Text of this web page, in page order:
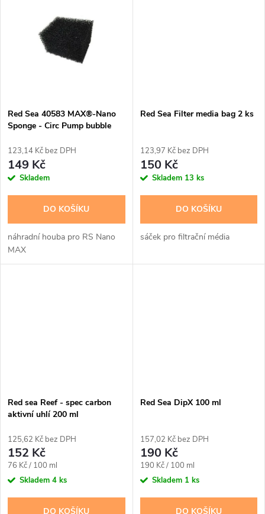
Red Sea 40583 MAX®-Nano
Sponge - Circ Pump bubble
123,14 Kč bez DPH
149 Kč
Skladem
DO KOŠÍKU
náhradní houba pro RS Nano
MAX
Red Sea Filter media bag 2 ks
123,97 Kč bez DPH
150 Kč
Skladem 13 ks
DO KOŠÍKU
sáček pro filtrační média
Red sea Reef - spec carbon
aktivní uhlí 200 ml
125,62 Kč bez DPH
152 Kč
Měrná
cena:
76 Kč / 100 ml
Skladem 4 ks
DO KOŠÍKU
Red Sea DipX 100 ml
157,02 Kč bez DPH
190 Kč
Měrná
cena:
190 Kč / 100 ml
Skladem 1 ks
DO KOŠÍKU